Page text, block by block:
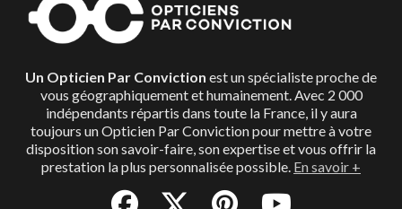
Un Opticien Par Conviction est un spécialiste proche de
vous géographiquement et humainement. Avec 2 000
indépendants répartis dans toute la France, il y aura
toujours un Opticien Par Conviction pour mettre à votre
disposition son savoir-faire, son expertise et vous offrir la
prestation la plus personnalisée possible. En savoir +